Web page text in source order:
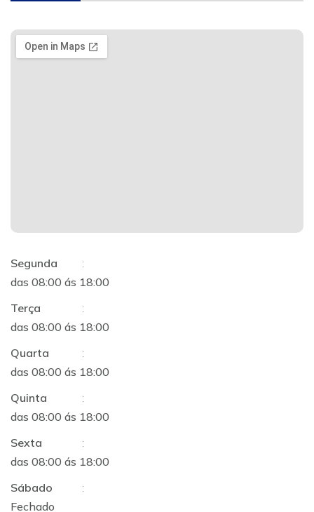
Segunda
:
das 08:00 ás 18:00
Terça
:
das 08:00 ás 18:00
Quarta
:
das 08:00 ás 18:00
Quinta
:
das 08:00 ás 18:00
Sexta
:
das 08:00 ás 18:00
Sábado
:
Fechado